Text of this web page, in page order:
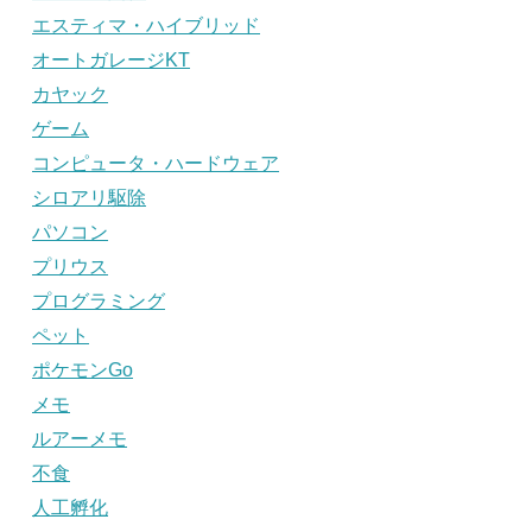
エスティマ・ハイブリッド
オートガレージKT
カヤック
ゲーム
コンピュータ・ハードウェア
シロアリ駆除
パソコン
プリウス
プログラミング
ペット
ポケモンGo
メモ
ルアーメモ
不食
人工孵化